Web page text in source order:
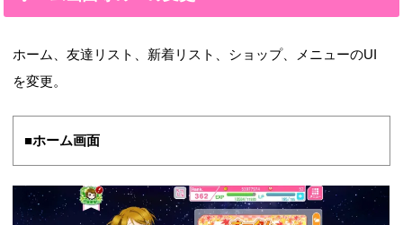
ホーム、友達リスト、新着リスト、ショップ、メニューのUI
を変更。
■ホーム画面